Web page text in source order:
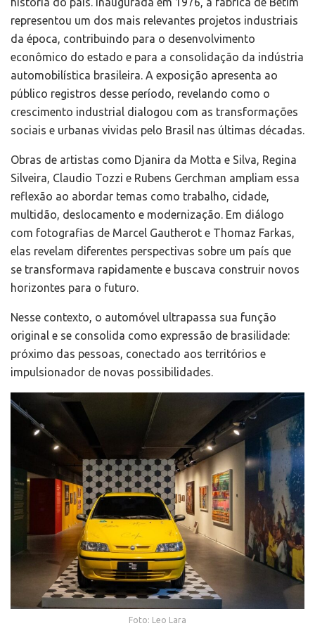
representou um dos mais relevantes projetos industriais
da época, contribuindo para o desenvolvimento
econômico do estado e para a consolidação da indústria
automobilística brasileira. A exposição apresenta ao
público registros desse período, revelando como o
crescimento industrial dialogou com as transformações
sociais e urbanas vividas pelo Brasil nas últimas décadas.
Obras de artistas como Djanira da Motta e Silva, Regina
Silveira, Claudio Tozzi e Rubens Gerchman ampliam essa
reflexão ao abordar temas como trabalho, cidade,
multidão, deslocamento e modernização. Em diálogo
com fotografias de Marcel Gautherot e Thomaz Farkas,
elas revelam diferentes perspectivas sobre um país que
se transformava rapidamente e buscava construir novos
horizontes para o futuro.
Nesse contexto, o automóvel ultrapassa sua função
original e se consolida como expressão de brasilidade:
próximo das pessoas, conectado aos territórios e
impulsionador de novas possibilidades.
Foto: Leo Lara